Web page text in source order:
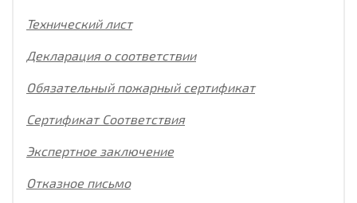
Технический лист
Декларация о соответствии
Обязательный пожарный сертификат
Сертификат Соответствия
Экспертное заключение
Отказное письмо